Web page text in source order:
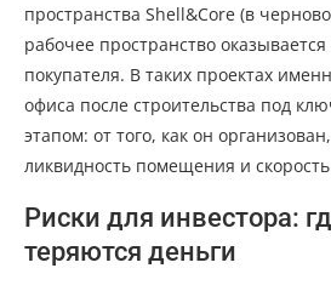
пространства Shell&Core (в
рабочее пространство
покупателя. В таких проектах
офиса после строительства под
этапом: от того, как он
ликвидность помещения и
Риски для инвестора:
теряются деньги